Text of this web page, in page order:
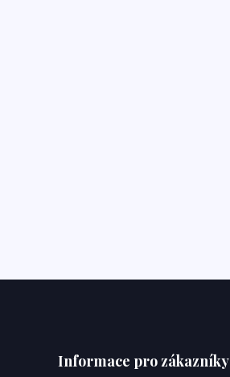
Informace pro zákazníky